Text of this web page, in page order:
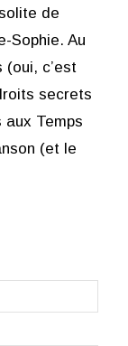
de
Sophie. Au
(oui, c’est
secrets
aux Temps
(et le